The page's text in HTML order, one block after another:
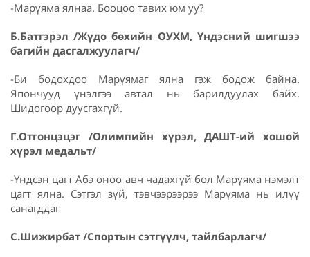
-Марүяма ялнаа. Бооцоо тавих юм уу?
Б.Батгэрэл /Жүдо бөхийн ОУХМ, Үндэсний шигшээ
багийн дасгалжуулагч/
-Би бодохдоо Марүямаг ялна гэж бодож байна.
Япончууд үнэлгээ автал нь барилдуулах байх.
Шидогоор дуусгахгүй.
Г.Отгонцэцэг /Олимпийн хүрэл, ДАШТ-ий хошой
хүрэл медальт/
-Үндсэн цагт Абэ оноо авч чадахгүй бол Марүяма нэмэлт
цагт ялна. Сэтгэл зүй, тэвчээрээрээ Марүяма нь илүү
санагддаг
С.Шижирбат /Спортын сэтгүүлч, тайлбарлагч/